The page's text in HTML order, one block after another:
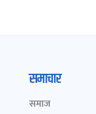
समाचार
समाज